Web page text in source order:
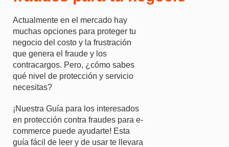
Actualmente en el mercado hay
muchas opciones para proteger tu
negocio del costo y la frustración
que genera el fraude y los
contracargos. Pero, ¿cómo sabes
qué nivel de protección y servicio
necesitas?
¡Nuestra Guía para los interesados
en protección contra fraudes para e-
commerce puede ayudarte! Esta
guía fácil de leer y de usar te llevara